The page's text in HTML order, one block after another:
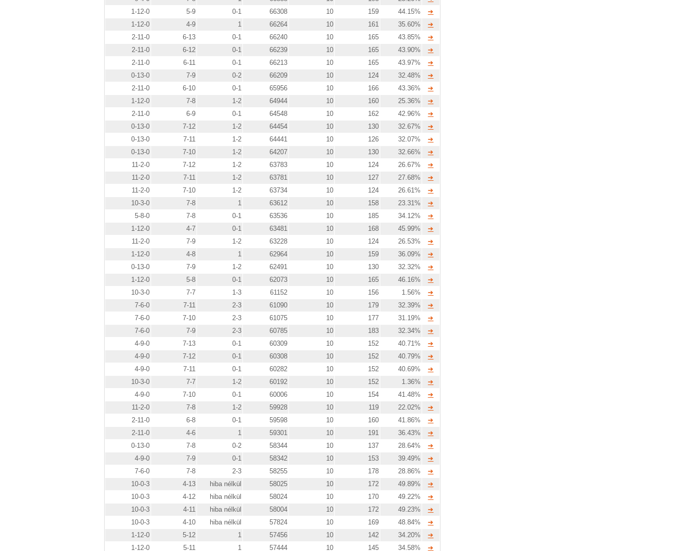
1-12-0
5-9 0-1 66308 10 159 44.15%
➔
1-12-0
4-9 1 66264 10 161 35.60%
➔
2-11-0
6-13 0-1 66240 10 165 43.85%
➔
2-11-0
6-12 0-1 66239 10 165 43.90%
➔
2-11-0
6-11 0-1 66213 10 165 43.97%
➔
0-13-0
7-9 0-2 66209 10 124 32.48%
➔
2-11-0
6-10 0-1 65956 10 166 43.36%
➔
1-12-0
7-8 1-2 64944 10 160 25.36%
➔
2-11-0
6-9 0-1 64548 10 162 42.96%
➔
0-13-0
7-12 1-2 64454 10 130 32.67%
➔
0-13-0
7-11 1-2 64441 10 126 32.07%
➔
0-13-0
7-10 1-2 64207 10 130 32.66%
➔
11-2-0
7-12 1-2 63783 10 124 26.67%
➔
11-2-0
7-11 1-2 63781 10 127 27.68%
➔
11-2-0
7-10 1-2 63734 10 124 26.61%
➔
10-3-0
7-8 1 63612 10 158 23.31%
➔
5-8-0
7-8 0-1 63536 10 185 34.12%
➔
1-12-0
4-7 0-1 63481 10 168 45.99%
➔
11-2-0
7-9 1-2 63228 10 124 26.53%
➔
1-12-0
4-8 1 62964 10 159 36.09%
➔
0-13-0
7-9 1-2 62491 10 130 32.32%
➔
1-12-0
5-8 0-1 62073 10 165 46.16%
➔
10-3-0
7-7 1-3 61152 10 156 1.56%
➔
7-6-0
7-11 2-3 61090 10 179 32.39%
➔
7-6-0
7-10 2-3 61075 10 177 31.19%
➔
7-6-0
7-9 2-3 60785 10 183 32.34%
➔
4-9-0
7-13 0-1 60309 10 152 40.71%
➔
4-9-0
7-12 0-1 60308 10 152 40.79%
➔
4-9-0
7-11 0-1 60282 10 152 40.69%
➔
10-3-0
7-7 1-2 60192 10 152 1.36%
➔
4-9-0
7-10 0-1 60006 10 154 41.48%
➔
11-2-0
7-8 1-2 59928 10 119 22.02%
➔
2-11-0
6-8 0-1 59598 10 160 41.86%
➔
2-11-0
4-6 1 59301 10 191 36.43%
➔
0-13-0
7-8 0-2 58344 10 137 28.64%
➔
4-9-0
7-9 0-1 58342 10 153 39.49%
➔
7-6-0
7-8 2-3 58255 10 178 28.86%
➔
10-0-3
4-13 hiba nélkül 58025 10 172 49.89%
➔
10-0-3
4-12 hiba nélkül 58024 10 170 49.22%
➔
10-0-3
4-11 hiba nélkül 58004 10 172 49.23%
➔
10-0-3
4-10 hiba nélkül 57824 10 169 48.84%
➔
1-12-0
5-12 1 57456 10 142 34.20%
➔
1-12-0
5-11 1 57444 10 145 34.58% ➔